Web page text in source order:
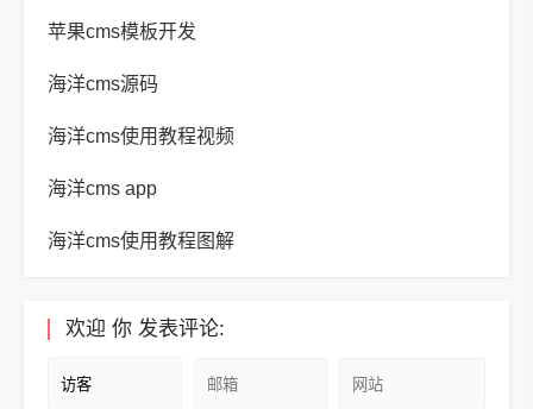
苹果cms模板开发
海洋cms源码
海洋cms使用教程视频
海洋cms app
海洋cms使用教程图解
欢迎 你 发表评论: